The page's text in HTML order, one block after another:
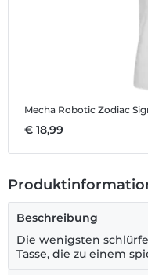
Mecha Robotic Zodiac
€ 18,99
Beschreibung
Die wenigsten
Tasse, die zu einem